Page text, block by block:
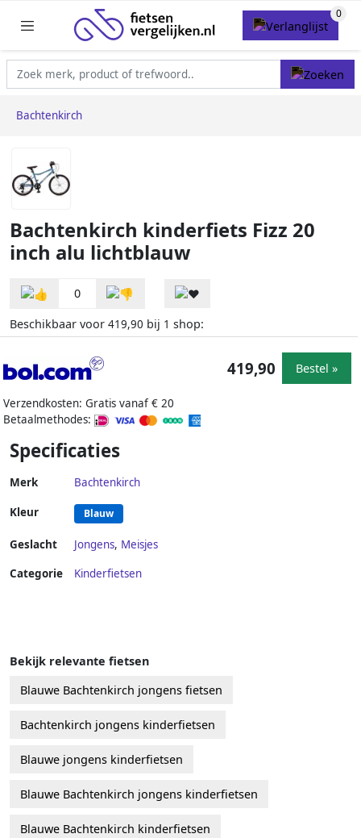
Bachtenkirch
Bachtenkirch kinderfiets Fizz 20
inch alu lichtblauw
0
Beschikbaar voor 419,90 bij 1 shop:
Verzendkosten: Gratis vanaf € 20
Betaalmethodes:
419,90 Bestel »
Specificaties
Merk Bachtenkirch
Kleur Blauw
Geslacht Jongens, Meisjes
Categorie
Kinderfietsen
Bekijk relevante fietsen
Blauwe Bachtenkirch jongens fietsen
Bachtenkirch jongens kinderfietsen
Blauwe jongens kinderfietsen
Blauwe Bachtenkirch jongens kinderfietsen
Blauwe Bachtenkirch kinderfietsen